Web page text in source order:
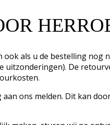
als u de bestelling nog
De
ons melden. Dit kan